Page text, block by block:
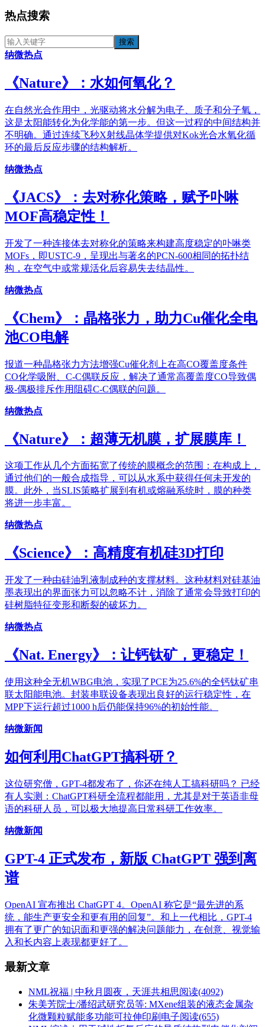
热点搜索
纳微热点
《​Nature》：水如何氧化？
在自然光合作用中，光驱动将水分解为电子、质子和分子氧，
这是太阳能转化为化学能的第一步。但这一过程的中间结构并
不明确。通过连续飞秒X射线晶体学提供对Kok光合水氧化循
环的最后反应步骤的结构解析。
纳微热点
《JACS》：去对称化策略，赋予卟啉
MOF高稳定性！
开发了一种连接体去对称化的策略来构建高度稳定的卟啉类
MOFs，即USTC-9，呈现出与著名的PCN-600相同的拓扑结
构，在空气中或常规活化后容易失去结晶性。
纳微热点
《Chem》：晶格张力，助力Cu催化全电
池CO电解
报道一种晶格张力方法增强Cu催化剂上在高CO覆盖度条件
CO化学吸附、C-C偶联反应，解决了通常高覆盖度CO导致偶
极-偶极排斥作用阻碍C-C偶联的问题。
纳微热点
《Nature》：超薄无机膜，扩展膜库！
这项工作从几个方面拓宽了传统的膜概念的范围：在构成上，
通过他们的一般合成指导，可以从水系中获得任何未开发的
膜。此外，当SLIS策略扩展到有机或熔融系统时，膜的种类
将进一步丰富。
纳微热点
《Science》：高精度有机硅3D打印
开发了一种由硅油乳液制成种的支撑材料。这种材料对硅基油
墨表现出的界面张力可以忽略不计，消除了通常会导致打印的
硅树脂特征变形和断裂的破坏力。
纳微热点
《Nat. Energy》：让钙钛矿，更稳定！
使用这种全无机WBG电池，实现了PCE为25.6%的全钙钛矿串
联太阳能电池。封装串联设备表现出良好的运行稳定性，在
MPP下运行超过1000 h后仍能保持96%的初始性能。
纳微新闻
如何利用ChatGPT搞科研？
这位研究僧，GPT-4都发布了，你还在纯人工搞科研吗？ 已经
有人实测：ChatGPT科研全流程都能用，尤其是对于英语非母
语的科研人员，可以极大地提高日常科研工作效率。
纳微新闻
GPT-4 正式发布，新版 ChatGPT 强到离
谱
OpenAI 宣布推出 ChatGPT 4。OpenAI 称它是“最先进的系
统，能生产更安全和更有用的回复”。和上一代相比，GPT-4
拥有了更广的知识面和更强的解决问题能力，在创意、视觉输
入和长内容上表现都更好了。
最新文章
NML祝福 | 中秋月圆夜，天涯共相思阅读(4092)
朱美芳院士/潘绍武研究员等: MXene组装的液态金属杂
化微颗粒赋能多功能可拉伸印刷电子阅读(655)